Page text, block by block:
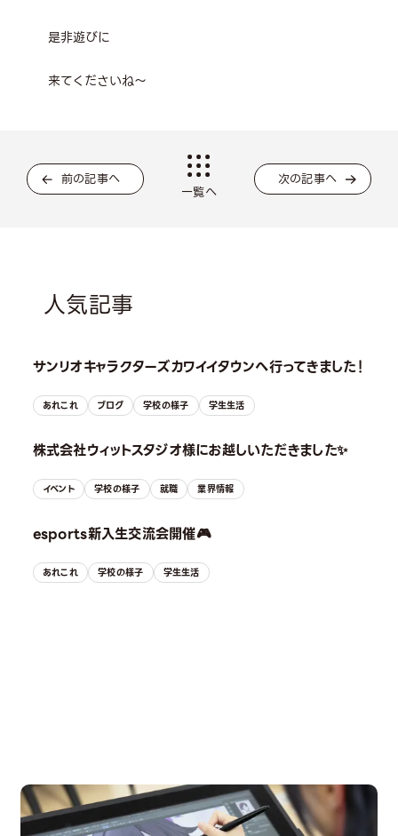
是非遊びに
来てくださいね～
前の記事へ
一覧へ
次の記事へ
人気記事
サンリオキャラクターズカワイイタウンへ行ってきました！
あれこれ ブログ 学校の様子 学生生活
株式会社ウィットスタジオ様にお越しいただきました✨
イベント 学校の様子 就職 業界情報
esports新入生交流会開催🎮
あれこれ 学校の様子 学生生活